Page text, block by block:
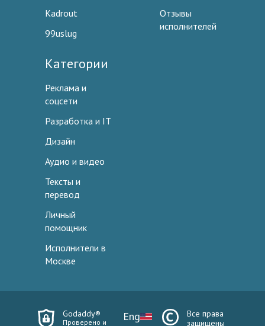
Kadrout
99uslug
Отзывы
исполнителей
Категории
Реклама и
соцсети
Разработка и IT
Дизайн
Аудио и видео
Тексты и
перевод
Личный
помощник
Исполнители в
Москве
Godaddy®
Проверено и Eng
Все права
защищены